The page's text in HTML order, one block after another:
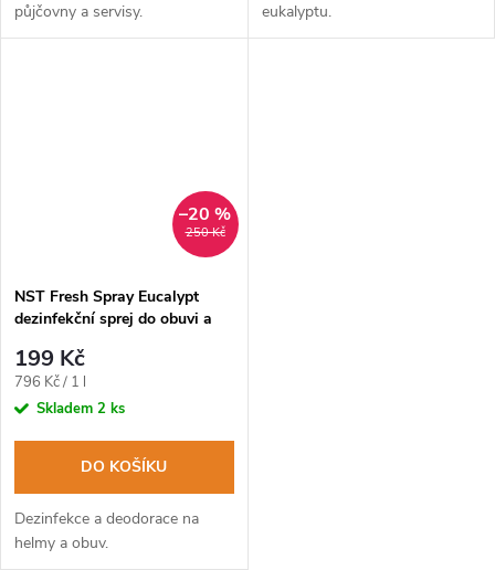
půjčovny a servisy.
eukalyptu.
250 Kč
–20 %
NST Fresh Spray Eucalypt
dezinfekční sprej do obuvi a
199 Kč
Měrná
cena:
796 Kč / 1 l
Skladem 2 ks
DO KOŠÍKU
Dezinfekce a deodorace na
helmy a obuv.